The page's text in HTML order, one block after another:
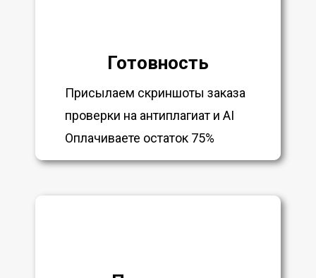
Готовность
Присылаем скриншоты заказа
проверки на антиплагиат и AI
Оплачиваете остаток 75%